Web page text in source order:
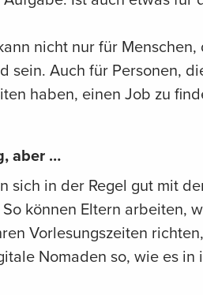
nicht nur für
sein. Auch für Personen,
haben, einen Job zu
aber …
sich in der Regel gut mit
können Eltern arbeiten,
Vorlesungszeiten
Nomaden so, wie es